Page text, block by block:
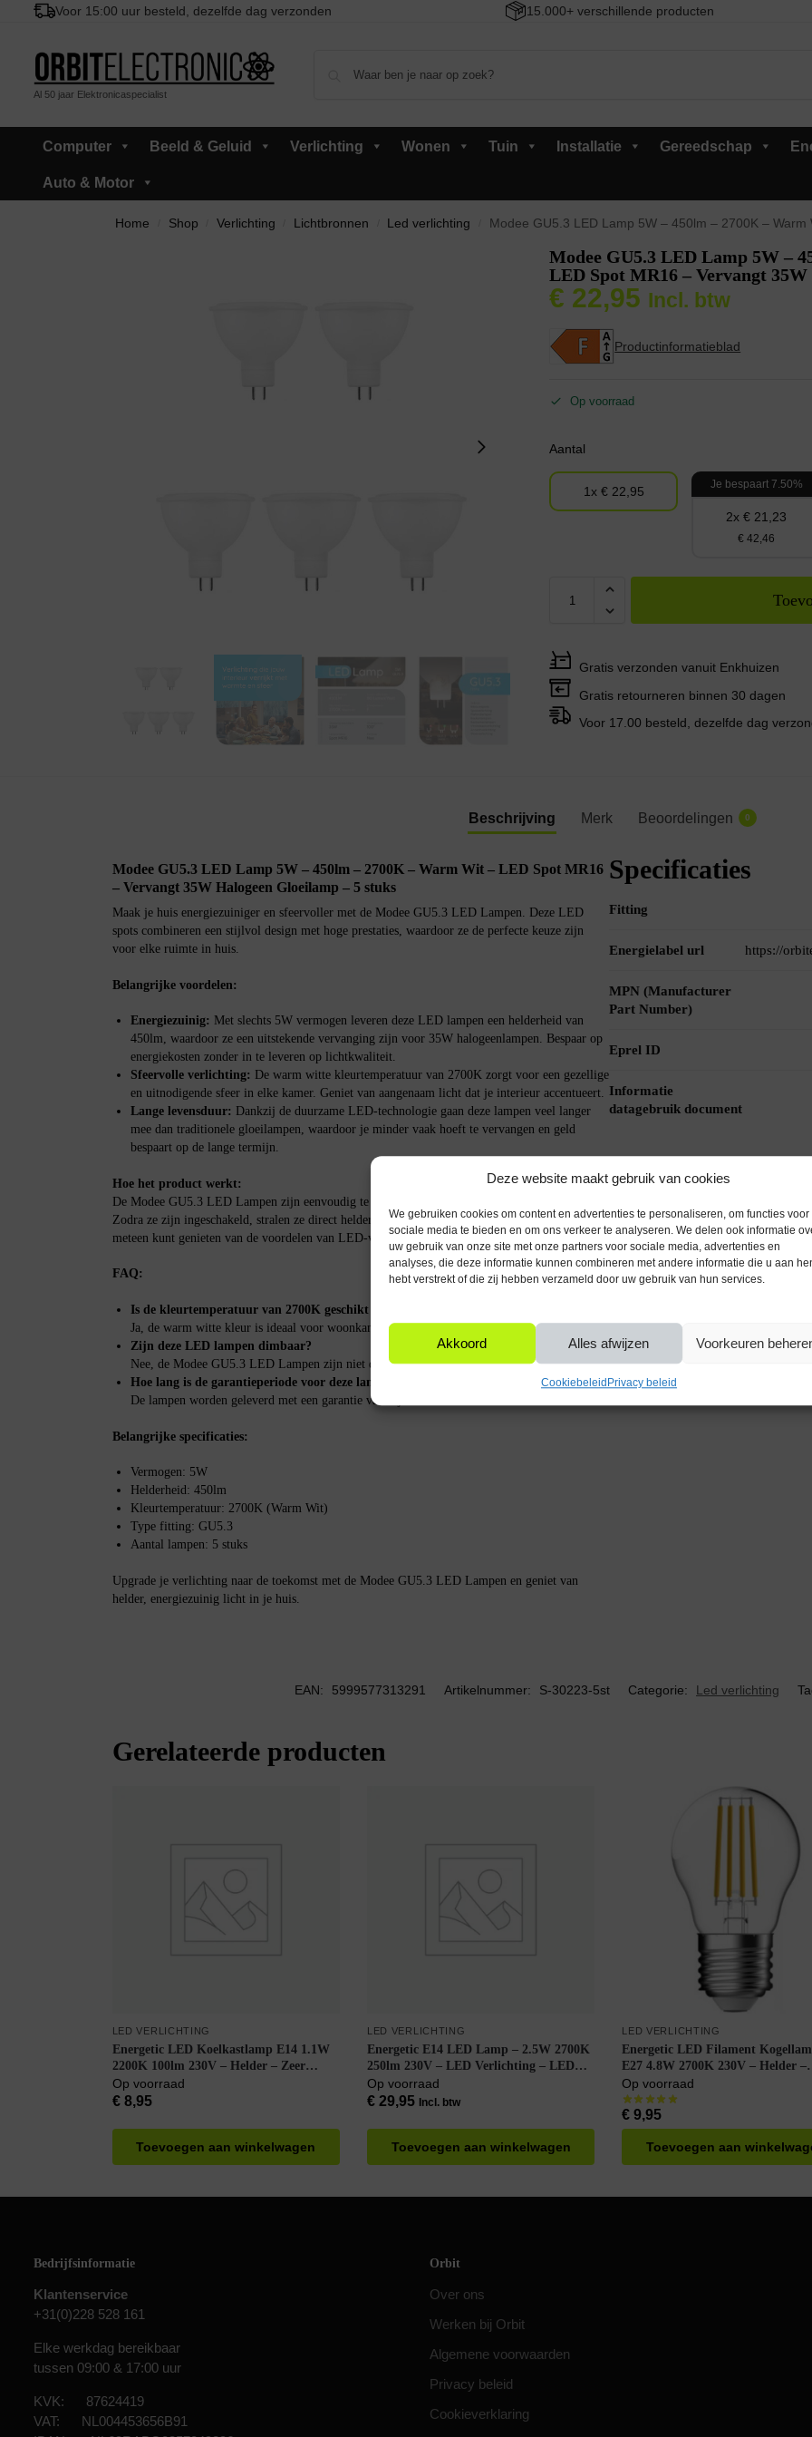
Deze website maakt gebruik van cookies
We gebruiken cookies om content en advertenties te personaliseren, om functies voor
sociale media te bieden en om ons verkeer te analyseren. We delen ook informatie
uw gebruik van onze site met onze partners voor sociale media, advertenties en
analyses, die deze informatie kunnen combineren met andere informatie die u aan
hebt verstrekt of die zij hebben verzameld door uw gebruik van hun services.
Akkoord Alles afwijzen Voorkeuren
Cookiebeleid Privacy beleid
Voor 15:00 uur besteld, dezelfde dag verzonden 15.000+ verschillende producten
Al 50 jaar Elektronicaspecialist
Computer Beeld & Geluid Verlichting Wonen Tuin Installatie Gereedschap
Auto & Motor
Home Shop Verlichting Lichtbronnen Led verlichting Modee GU5.3 LED Lamp 5W – 450lm – 2700K – Warm Wit –
Modee GU5.3 LED Lamp 5W –
LED Spot MR16 – Vervangt
€ 22,95 Incl. btw
Productinformatieblad
Op voorraad
Aantal
1x € 22,95 Je bespaart 7.50%
2x € 21,23
€ 42,46
Gratis verzonden vanuit Enkhuizen
Gratis retourneren binnen 30 dagen
Voor 17.00 besteld, dezelfde dag
Beschrijving Merk Beoordelingen 0
Modee GU5.3 LED Lamp 5W – 450lm – 2700K – Warm Wit – LED Spot MR16
– Vervangt 35W Halogeen Gloeilamp – 5 stuks
Maak je huis energiezuiniger en sfeervoller met de Modee GU5.3 LED Lampen. Deze LED
spots combineren een stijlvol design met hoge prestaties, waardoor ze de perfecte keuze zijn
voor elke ruimte in huis.
Belangrijke voordelen:
Energiezuinig: Met slechts 5W vermogen leveren deze LED lampen een helderheid van
450lm, waardoor ze een uitstekende vervanging zijn voor 35W halogeenlampen. Bespaar op
energiekosten zonder in te leveren op lichtkwaliteit.
Sfeervolle verlichting: De warm witte kleurtemperatuur van 2700K zorgt voor een gezellige
en uitnodigende sfeer in elke kamer. Geniet van aangenaam licht dat je interieur accentueert.
Lange levensduur: Dankzij de duurzame LED-technologie gaan deze lampen veel langer
mee dan traditionele gloeilampen, waardoor je minder vaak hoeft te vervangen en geld
bespaart op de lange termijn.
Hoe het product werkt:
De Modee GU5.3 LED Lampen zijn eenvoudig te installeren in standaard GU5.3 fittingen.
Zodra ze zijn ingeschakeld, stralen ze direct helder licht uit zonder opwarmtijd, waardoor je
meteen kunt genieten van de voordelen van LED-verlichting.
FAQ:
Is de kleurtemperatuur van 2700K geschikt voor alle ruimtes?
Ja, de warm witte kleur is ideaal voor woonkamers, slaapkamers en andere gezellige ruimtes.
Zijn deze LED lampen dimbaar?
Nee, de Modee GU5.3 LED Lampen zijn niet dimbaar.
Hoe lang is de garantieperiode voor deze lampen?
De lampen worden geleverd met een garantie van 2 jaar.
Belangrijke specificaties:
Vermogen: 5W
Helderheid: 450lm
Kleurtemperatuur: 2700K (Warm Wit)
Type fitting: GU5.3
Aantal lampen: 5 stuks
Upgrade je verlichting naar de toekomst met de Modee GU5.3 LED Lampen en geniet van
helder, energiezuinig licht in je huis.
Specificaties
Fitting
Energielabel url https://
MPN (Manufacturer
Part Number)
Eprel ID
Informatie
datagebruik document
EAN: 5999577313291 Artikelnummer: S-30223-5st Categorie: Led verlichting
Gerelateerde producten
LED VERLICHTING
Energetic LED Koelkastlamp E14 1.1W
2200K 100lm 230V – Helder – Zeer
Warm Wit
Op voorraad
€8,95
Toevoegen aan winkelwagen
LED VERLICHTING
Energetic E14 LED Lamp – 2.5W 2700K
250lm 230V – LED Verlichting – LED
Buislamp T25 – Warm Wit – Per doos à
8 stuks
Op voorraad
€29,95 Incl. btw
Toevoegen aan winkelwagen
LED VERLICHTING
Energetic LED Filament
E27 4.8W 2700K 230V – Helder –
Dimbaar – Warm Wit
Op voorraad
€ 9,95
Toevoegen aan
Bedrijfsinformatie
Klantenservice
+31(0)228 528 161
Elke werkdag bereikbaar
tussen 09:00 & 17:00 uur
KVK: 87624419
VAT: NL004453656B91
Orbit
Over ons
Werken bij Orbit
Algemene voorwaarden
Privacy beleid
Cookieverklaring